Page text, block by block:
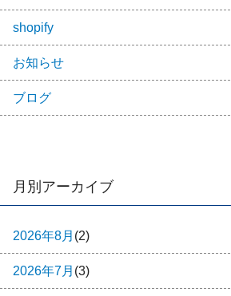
shopify
お知らせ
ブログ
月別アーカイブ
2026年8月 (2)
2026年7月 (3)